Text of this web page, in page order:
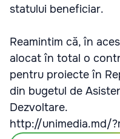
statului beneficiar.
Reamintim că, în
alocat în total o
pentru proiecte în
din bugetul de
Dezvoltare.
http://unimedia.md/